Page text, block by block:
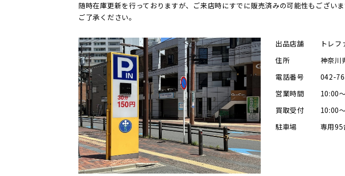
随時在庫更新を行っておりますが、ご来店時にすでに販売済みの可能性もござい
ご了承ください。
出品店舗
トレ
住所
神奈川
電話番号
042-
営業時間
10:00
買取受付
10:00
駐車場
専用95